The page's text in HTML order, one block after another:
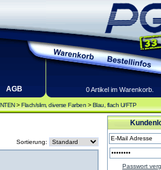
AGB 0 Artikel im Warenkorb.
>Flach/slim, diverse Farben >Blau, flach U/FTP
Sortierung:
Passwort